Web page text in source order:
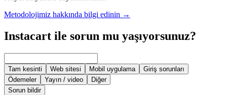
Metodolojimiz hakkında bilgi edinin →
Instacart ile sorun mu yaşıyorsunuz?
Tam kesinti Web sitesi Mobil uygulama
Giriş sorunları
Ödemeler
Yayın / video
Diğer
Sorun bildir